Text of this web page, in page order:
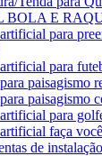
BOLA E
para
para
paisagismo
paisagismo
para
faça
de instalação